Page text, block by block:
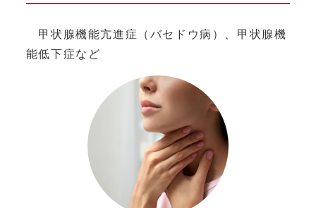
甲状腺機能亢進症（バセドウ病）、甲状腺機
能低下症など